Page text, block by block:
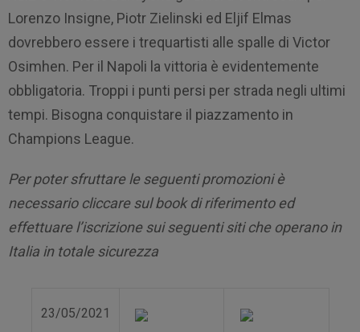
Lorenzo Insigne, Piotr Zielinski ed Eljif Elmas
dovrebbero essere i trequartisti alle spalle di Victor
Osimhen. Per il Napoli la vittoria è evidentemente
obbligatoria. Troppi i punti persi per strada negli ultimi
tempi. Bisogna conquistare il piazzamento in
Champions League.
Per poter sfruttare le seguenti promozioni è
necessario cliccare sul book di riferimento ed
effettuare l’iscrizione sui seguenti siti che operano in
Italia in totale sicurezza
23/05/2021